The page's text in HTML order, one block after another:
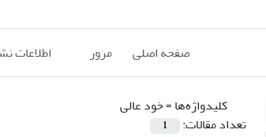
صفحه اصلی مرور اطلاعات
کلیدواژه‌ها =خود عالی
تعداد مقالات:
1